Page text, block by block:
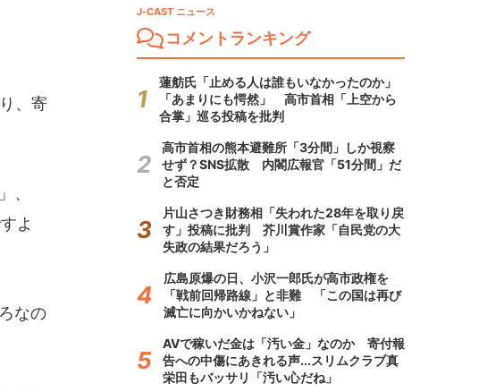
、寄
、
よ
なの
J-CAST ニュース
コメントランキング
蓮舫氏「止める人は誰もいなかったのか」
「あまりにも愕然」 高市首相「上空から
合掌」巡る投稿を批判
高市首相の熊本避難所「3分間」しか視察
せず？SNS拡散 内閣広報官「51分間」だ
と否定
片山さつき財務相「失われた28年を取り戻
す」投稿に批判 芥川賞作家「自民党の大
失政の結果だろう」
広島原爆の日、小沢一郎氏が高市政権を
「戦前回帰路線」と非難 「この国は再び
滅亡に向かいかねない」
AVで稼いだ金は「汚い金」なのか 寄付報
告への中傷にあきれる声...スリムクラブ真
栄田もバッサリ「汚い心だね」